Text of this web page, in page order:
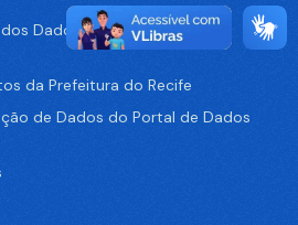
Dados no Portal de Dados
da Prefeitura do Recife
de Dados do Portal de Dados